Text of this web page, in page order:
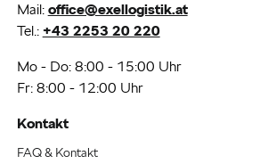
Mail: office@exellogistik.at
Tel.: +43 2253 20 220
Mo - Do: 8:00 - 15:00 Uhr
Fr: 8:00 - 12:00 Uhr
Kontakt
FAQ & Kontakt